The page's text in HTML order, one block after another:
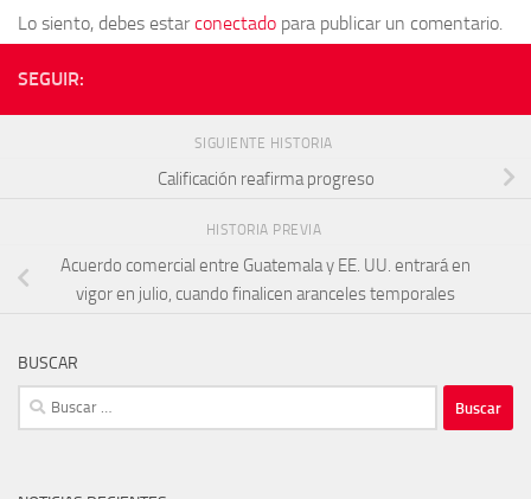
Lo siento, debes estarconectado para publicar un comentario.
SEGUIR:
SIGUIENTE HISTORIA
Calificación reafirma progreso
HISTORIA PREVIA
Acuerdo comercial entre Guatemala y EE. UU. entrará en
vigor en julio, cuando finalicen aranceles temporales
BUSCAR
Buscar: